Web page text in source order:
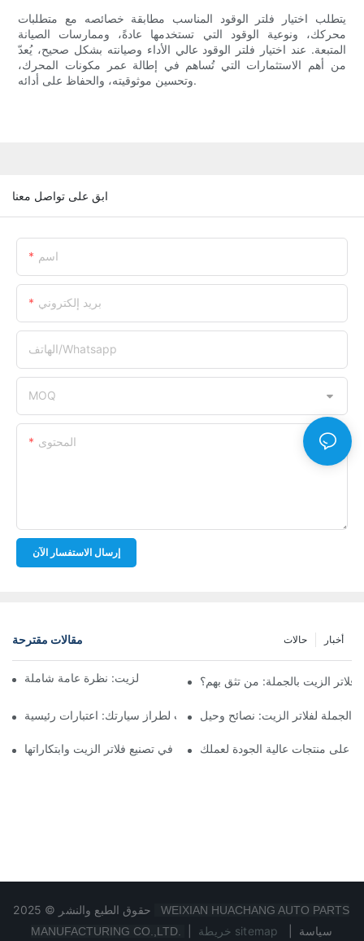
يتطلب اختيار فلتر الوقود المناسب مطابقة خصائصه مع متطلبات
محركك، ونوعية الوقود التي تستخدمها عادةً، وممارسات الصيانة
المتبعة. عند اختيار فلتر الوقود عالي الأداء وصيانته بشكل صحيح، يُعدّ
من أهم الاستثمارات التي تُساهم في إطالة عمر مكونات المحرك،
وتحسين موثوقيته، والحفاظ على أدائه.
ابق على تواصل معنا
اسم
بريد إلكتروني
الهاتف/whatsapp
MOQ
المحتوى
إرسال الاستفسار الآن
مقالات مقترحة أخبار حالات
أفضل شركات تصنيع فلاتر الزيت: نظرة عامة شاملةالزيت بالجملة: من تثق بهم؟
اختيار فلتر الزيت المناسب لطراز سيارتك: اعتبارات رئيسية
الجملة لفلاتر الزيت: نصائح وحيل
تسليط الضوء على الشركات الرائدة في تصنيع فلاتر الزيت وابتكاراتها
على منتجات عالية الجودة لعملك
WEIXIAN HUACHANG AUTO PARTS
MANUFACTURING CO.,LTD.
خريطة sitemap